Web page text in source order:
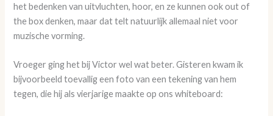
het bedenken van uitvluchten, hoor, en ze kunnen ook out of
the box denken, maar dat telt natuurlijk allemaal niet voor
muzische vorming.
Vroeger ging het bij Victor wel wat beter. Gisteren kwam ik
bijvoorbeeld toevallig een foto van een tekening van hem
tegen, die hij als vierjarige maakte op ons whiteboard: